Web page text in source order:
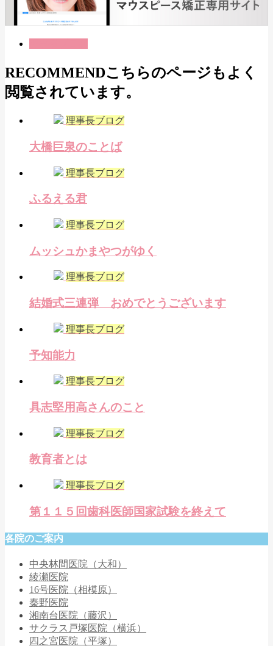
RECOMMENDこちらのページもよく
閲覧されています。
理事長ブログ
大橋巨泉のことば
理事長ブログ
ふるえる君
理事長ブログ
ムッシュかまやつがゆく
理事長ブログ
結婚式三連弾 おめでとうございます
理事長ブログ
予知能力
理事長ブログ
具志堅用高さんのこと
理事長ブログ
教育者とは
理事長ブログ
第１１５回歯科医師国家試験を終えて
各院のご案内
中央林間医院（大和）
綾瀬医院
16号医院（相模原）
秦野医院
湘南台医院（藤沢）
サクラス戸塚医院（横浜）
四之宮医院（平塚）